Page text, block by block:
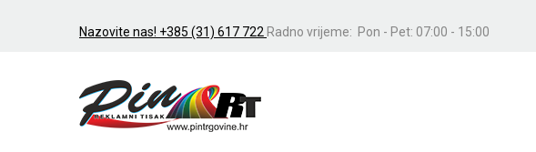
Nazovite nas! +385 (31) 617 722 Radno vrijeme: Pon - Pet: 07:00 - 15:00